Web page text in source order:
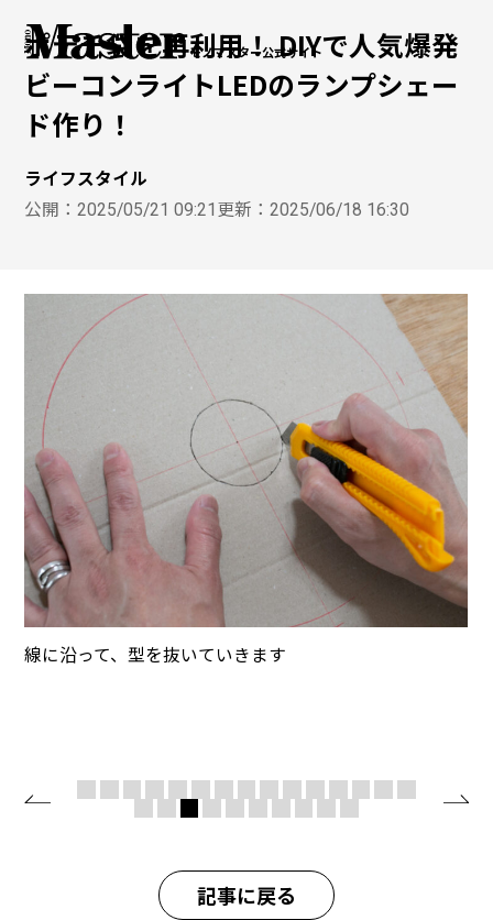
モノマスター公式サイト
ポテチ袋を再利用！ DIYで人気爆発
ビーコンライトLEDのランプシェー
ド作り！
ライフスタイル
公開：2025/05/21 09:21 更新：2025/06/18 16:30
線に沿って、型を抜いていきます
記事に戻る